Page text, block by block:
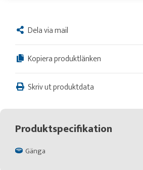
Dela via mail
Kopiera produktlänken
Skriv ut produktdata
Produktspecifikation
Gänga